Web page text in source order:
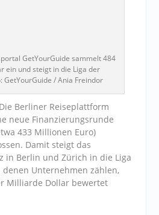
GetYourGuide sammelt 484
ein und steigt in die Liga der
GetYourGuide / Ania Freindor
Berliner Reiseplattform
neue Finanzierungsrunde
433 Millionen Euro)
Damit steigt das
in Berlin und Zürich in die Liga
Unternehmen zählen,
Milliarde Dollar bewertet